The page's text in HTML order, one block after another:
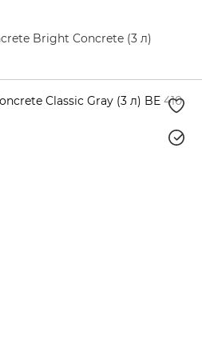
Bright Concrete (3 л)